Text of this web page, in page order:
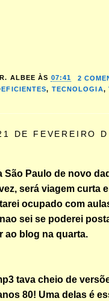
ALBEE ÀS 07:41
2
, TECNOLOGIA,
DE FEVEREIRO
São Paulo de novo
será viagem curta
ocupado com
sei se poderei
ao blog na quarta.
tava cheio de
80! Uma delas é